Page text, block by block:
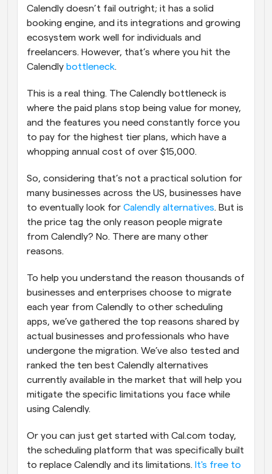
Calendly doesn’t fail outright; it has a solid
booking engine, and its integrations and growing
ecosystem work well for individuals and
freelancers. However, that’s where you hit the
Calendly bottleneck.
This is a real thing. The Calendly bottleneck is
where the paid plans stop being value for money,
and the features you need constantly force you
to pay for the highest tier plans, which have a
whopping annual cost of over $15,000.
So, considering that’s not a practical solution for
many businesses across the US, businesses have
to eventually look for Calendly alternatives. But is
the price tag the only reason people migrate
from Calendly? No. There are many other
reasons.
To help you understand the reason thousands of
businesses and enterprises choose to migrate
each year from Calendly to other scheduling
apps, we’ve gathered the top reasons shared by
actual businesses and professionals who have
undergone the migration. We’ve also tested and
ranked the ten best Calendly alternatives
currently available in the market that will help you
mitigate the specific limitations you face while
using Calendly.
Or you can just get started with Cal.com today,
the scheduling platform that was specifically built
to replace Calendly and its limitations. It's free to